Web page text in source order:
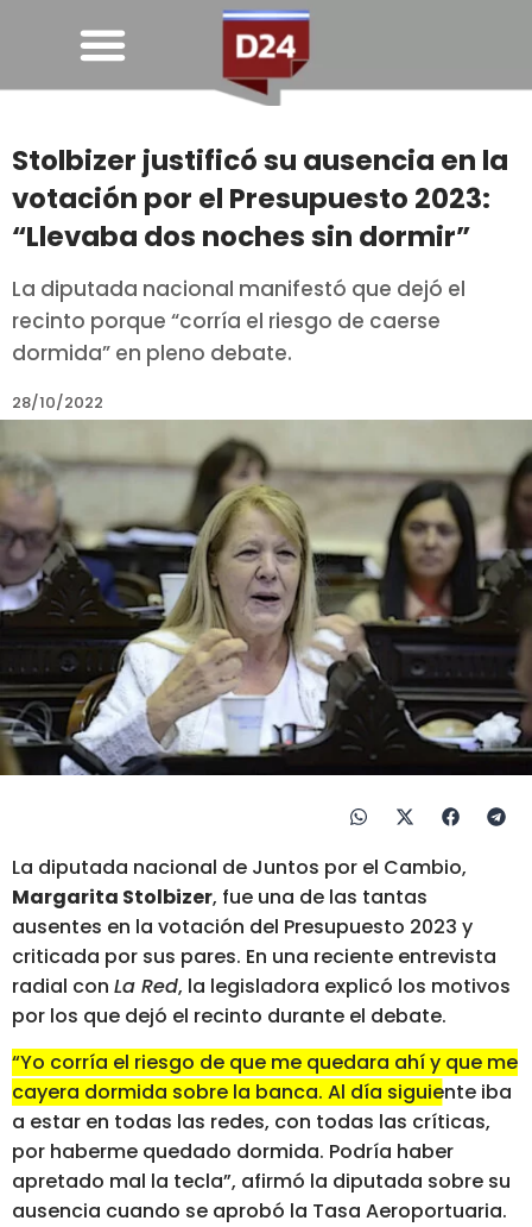
Stolbizer justificó su ausencia en la
votación por el Presupuesto 2023:
“Llevaba dos noches sin dormir”
La diputada nacional manifestó que dejó el
recinto porque “corría el riesgo de caerse
dormida” en pleno debate.
28/10/2022
La diputada nacional de Juntos por el Cambio,
Margarita Stolbizer, fue una de las tantas
ausentes en la votación del Presupuesto 2023 y
criticada por sus pares. En una reciente entrevista
radial con La Red, la legisladora explicó los motivos
por los que dejó el recinto durante el debate.
“Yo corría el riesgo de que me quedara ahí y que me
cayera dormida sobre la banca. Al día siguiente iba
a estar en todas las redes, con todas las críticas,
por haberme quedado dormida. Podría haber
apretado mal la tecla”, afirmó la diputada sobre su
ausencia cuando se aprobó la Tasa Aeroportuaria.